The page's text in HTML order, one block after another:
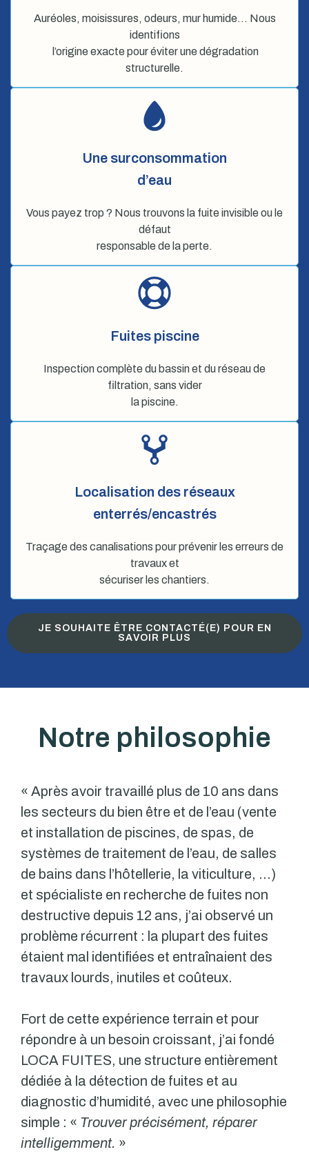
Auréoles, moisissures, odeurs, mur humide… Nous
identifions
l’origine exacte pour éviter une dégradation
structurelle.
Une surconsommation
d’eau
Vous payez trop ? Nous trouvons la fuite invisible ou le
défaut
responsable de la perte.
Fuites piscine
Inspection complète du bassin et du réseau de
filtration, sans vider
la piscine.
Localisation des réseaux
enterrés/encastrés
Traçage des canalisations pour prévenir les erreurs de
travaux et
sécuriser les chantiers.
JE SOUHAITE ÊTRE CONTACTÉ(E) POUR EN
SAVOIR PLUS
Notre philosophie
« Après avoir travaillé plus de 10 ans dans
les secteurs du bien être et de l’eau (vente
et installation de piscines, de spas, de
systèmes de traitement de l’eau, de salles
de bains dans l’hôtellerie, la viticulture, …)
et spécialiste en recherche de fuites non
destructive depuis 12 ans, j’ai observé un
problème récurrent : la plupart des fuites
étaient mal identifiées et entraînaient des
travaux lourds, inutiles et coûteux.
Fort de cette expérience terrain et pour
répondre à un besoin croissant, j’ai fondé
LOCA FUITES, une structure entièrement
dédiée à la détection de fuites et au
diagnostic d’humidité, avec une philosophie
simple : « Trouver précisément, réparer
intelligemment. »